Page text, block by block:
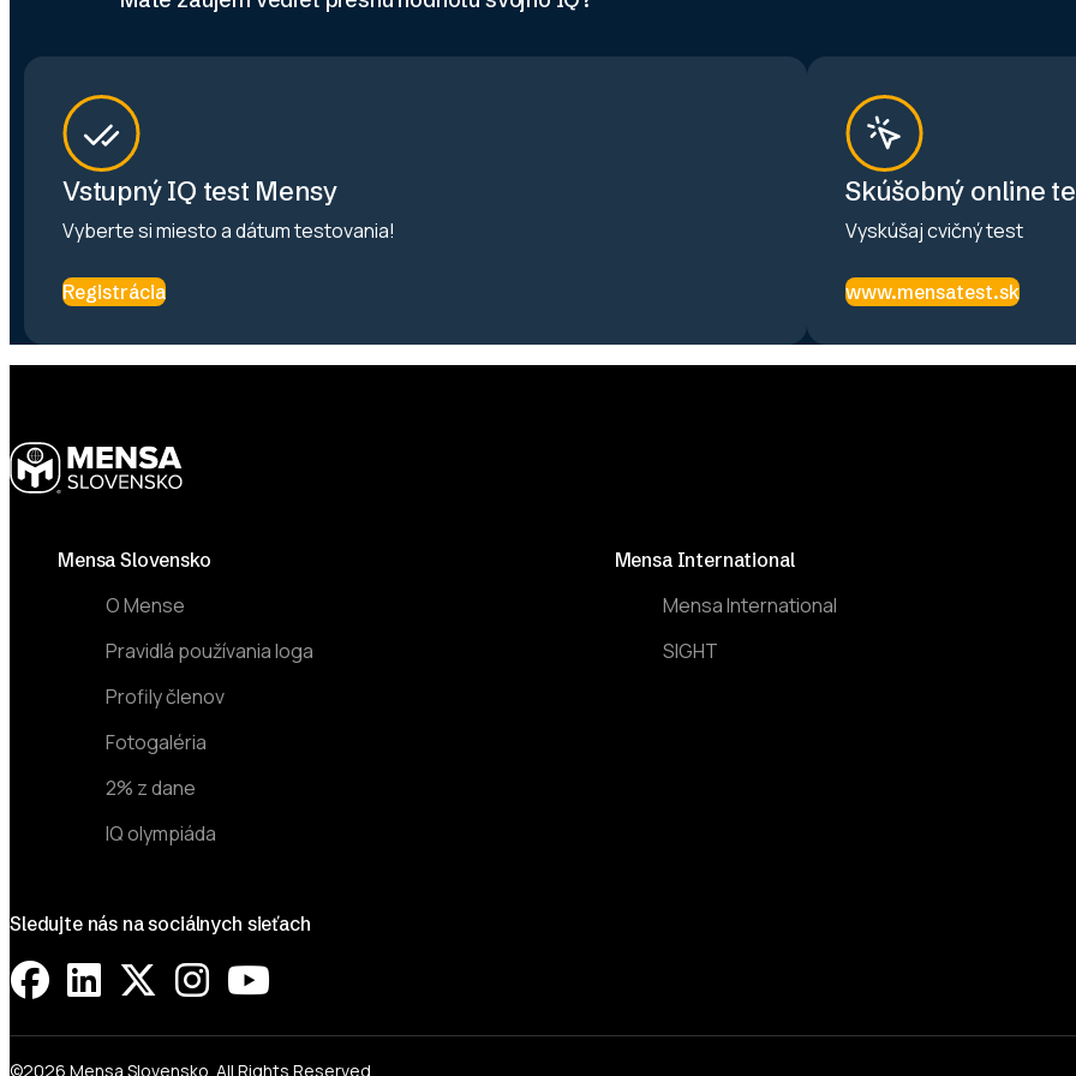
Vstupný IQ test Mensy
Vyberte si miesto a dátum testovania!
Registrácia
Skúšobný online
Vyskúšaj cvičný test
www.mensatest.sk
FooterMensa Slovensko
O Mense
Pravidlá používania loga
Profily členov
Fotogaléria
2% z dane
IQ olympiáda
Mensa International
Mensa International
SIGHT
Sledujte nás na sociálnych sieťach
©2026 Mensa Slovensko. All Rights Reserved.